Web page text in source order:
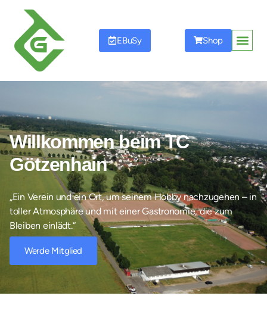
EBuSy Shop
Willkommen beim TC
Götzenhain
„Ein Verein und ein Ort, um seinem Hobby nachzugehen – in
toller Atmosphäre und mit einer Gastronomie, die zum
Bleiben einlädt.“
Werde Mitglied